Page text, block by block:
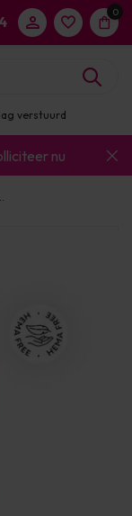
0
bekende merken
nu